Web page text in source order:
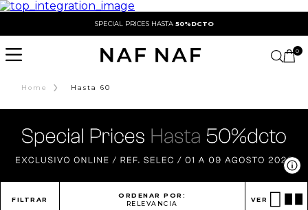
SPECIAL PRICES HASTA 50%DCTO
0
Home › Hasta 60
FILTRAR
ORDENAR POR:
RELEVANCIA
VER